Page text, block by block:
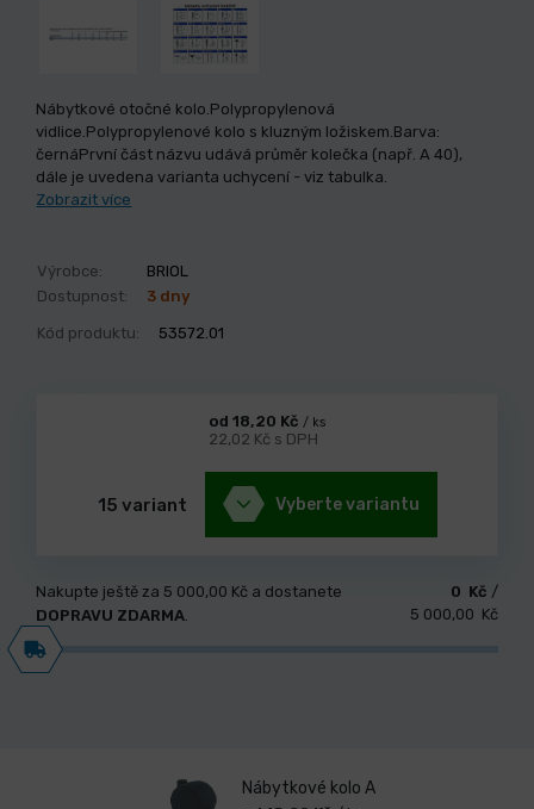
Nábytkové otočné kolo.Polypropylenová
vidlice.Polypropylenové kolo s kluzným ložiskem.Barva:
černáPrvní část názvu udává průměr kolečka (např. A 40),
dále je uvedena varianta uchycení - viz tabulka.
Zobrazit více
Výrobce:
BRIOL
Dostupnost:
3 dny
Kód produktu: 53572.01
od 18,20 Kč / ks
22,02 Kč s DPH
15 variant Vyberte variantu
Nakupte ještě za 5 000,00 Kč a dostanete
DOPRAVU ZDARMA.
0 Kč /
5 000,00 Kč
Nábytkové kolo A